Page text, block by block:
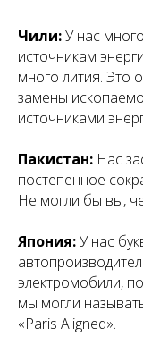
Чили:У нас
источникам
много лития. Это
замены
источниками
Пакистан: Нас
постепенное
Не могли бы вы,
Япония:У нас
электромобили,
мы могли
«Paris Aligned».